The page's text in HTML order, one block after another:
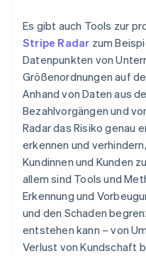
Es gibt auch Tools zur
Stripe Radar zum
Datenpunkten von
Größenordnungen auf
Anhand von Daten aus
Bezahlvorgängen und
Radar das Risiko genau
erkennen und
Kundinnen und Kunden
allem sind Tools und
Erkennung und
und den Schaden
entstehen kann – von
Verlust von Kundschaft